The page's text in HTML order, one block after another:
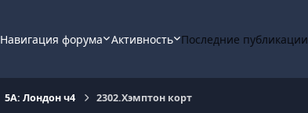
Навигация форума Активность Последние публикации
5А: Лондон ч4 2302.Хэмптон корт